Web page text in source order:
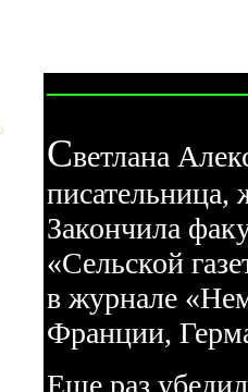
Cветлана
писательница,
Закончила
«Сельской
в журнале
Франции,
Еще раз